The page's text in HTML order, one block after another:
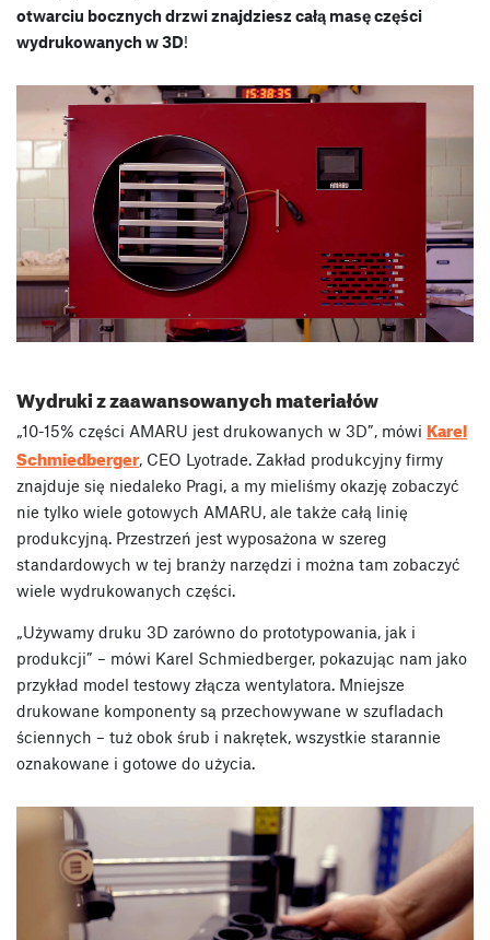
otwarciu bocznych drzwi znajdziesz całą masę części
wydrukowanych w 3D!
Wydruki z zaawansowanych materiałów
„10-15% części AMARU jest drukowanych w 3D”, mówi Karel
Schmiedberger, CEO Lyotrade. Zakład produkcyjny firmy
znajduje się niedaleko Pragi, a my mieliśmy okazję zobaczyć
nie tylko wiele gotowych AMARU, ale także całą linię
produkcyjną. Przestrzeń jest wyposażona w szereg
standardowych w tej branży narzędzi i można tam zobaczyć
wiele wydrukowanych części.
„Używamy druku 3D zarówno do prototypowania, jak i
produkcji” – mówi Karel Schmiedberger, pokazując nam jako
przykład model testowy złącza wentylatora. Mniejsze
drukowane komponenty są przechowywane w szufladach
ściennych – tuż obok śrub i nakrętek, wszystkie starannie
oznakowane i gotowe do użycia.